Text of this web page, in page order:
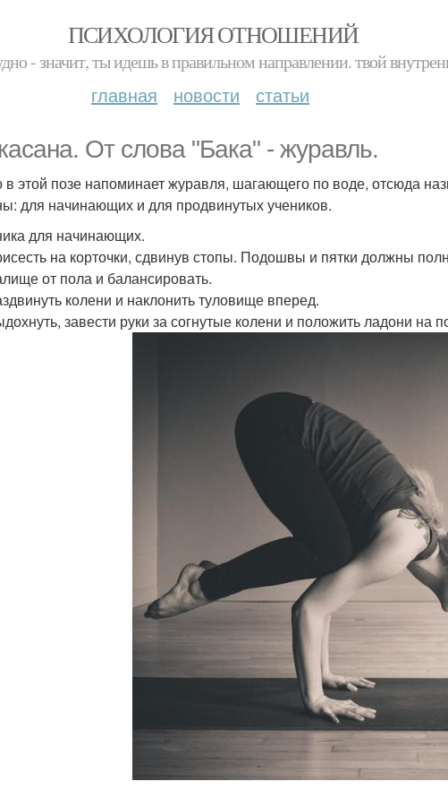
ПСИХОЛОГИЯ ОТНОШЕНИЙ
- значит, ты идешь в правильном направлении. твой
главная новости статьи
От слова "Бака" - журавль.
в этой позе напоминает журавля, шагающего по воде, отсюда
для начинающих и для продвинутых учеников.
для начинающих.
на корточки, сдвинув стопы. Подошвы и пятки должны
от пола и балансировать.
колени и наклонить туловище вперед.
завести руки за согнутые колени и положить ладони на